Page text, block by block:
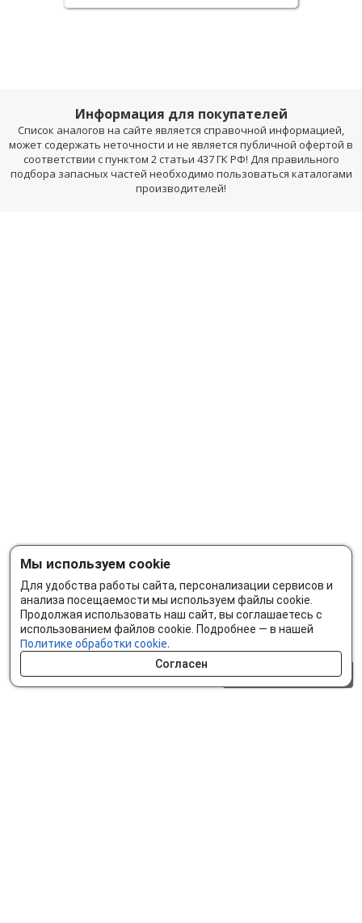
Информация для покупателей
Список аналогов на сайте является справочной информацией,
может содержать неточности и не является публичной офертой в
соответствии с пунктом 2 статьи 437 ГК РФ! Для правильного
подбора запасных частей необходимо пользоваться каталогами
производителей!
Мы используем cookie
Для удобства работы сайта, персонализации сервисов и
анализа посещаемости мы используем файлы cookie.
Продолжая использовать наш сайт, вы соглашаетесь с
использованием файлов cookie. Подробнее — в нашей
Политике обработки cookie.
Согласен